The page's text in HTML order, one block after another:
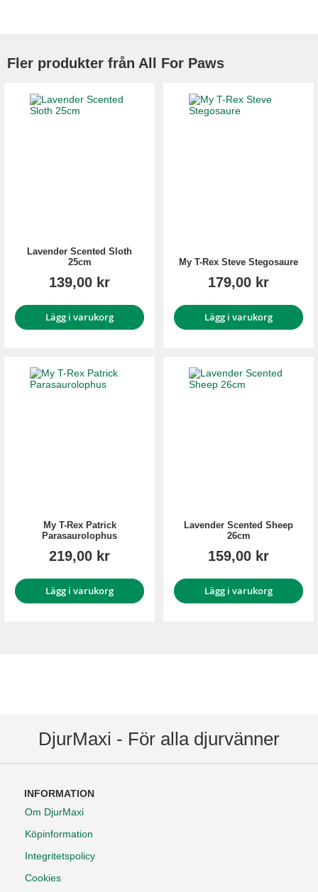
Fler produkter från All For Paws
Lavender Scented Sloth
25cm
139,00 kr
Lägg i varukorg
My T-Rex Steve Stegosaure
179,00 kr
Lägg i varukorg
My T-Rex Patrick
Parasaurolophus
219,00 kr
Lägg i varukorg
Lavender Scented Sheep
26cm
159,00 kr
Lägg i varukorg
DjurMaxi - För alla djurvänner
INFORMATION
Om DjurMaxi
Köpinformation
Integritetspolicy
Cookies